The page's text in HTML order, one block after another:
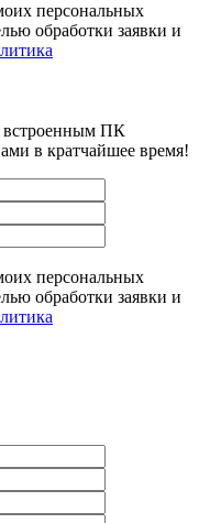
персональных
обработки заявки и
встроенным ПК
в кратчайшее время!
персональных
обработки заявки и